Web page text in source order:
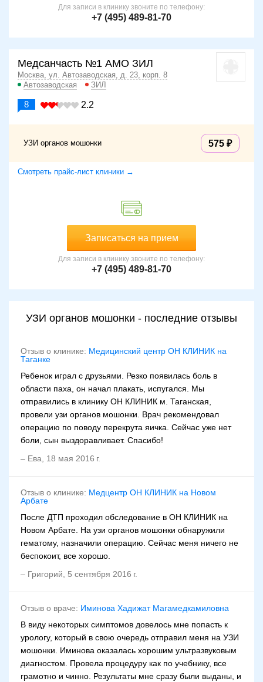
Для записи в клинику звоните по телефону:
+7 (495) 489-81-70
Медсанчасть №1 АМО ЗИЛ
Москва, ул. Автозаводская, д. 23, корп. 8
Автозаводская
ЗИЛ
8 2.2
УЗИ органов мошонки 575
Смотреть прайс-лист клиники →
Записаться на прием
Для записи в клинику звоните по телефону:
+7 (495) 489-81-70
УЗИ органов мошонки - последние отзывы
Отзыв о клинике: Медицинский центр ОН КЛИНИК на
Таганке
Ребенок играл с друзьями. Резко появилась боль в
области паха, он начал плакать, испугался. Мы
отправились в клинику ОН КЛИНИК м. Таганская,
провели узи органов мошонки. Врач рекомендовал
операцию по поводу перекрута яичка. Сейчас уже нет
боли, сын выздоравливает. Спасибо!
– Ева, 18 мая 2016 г.
Отзыв о клинике: Медцентр ОН КЛИНИК на Новом
Арбате
После ДТП проходил обследование в ОН КЛИНИК на
Новом Арбате. На узи органов мошонки обнаружили
гематому, назначили операцию. Сейчас меня ничего не
беспокоит, все хорошо.
– Григорий, 5 сентября 2016 г.
Отзыв о враче: Иминова Хадижат Магамедкамиловна
В виду некоторых симптомов довелось мне попасть к
урологу, который в свою очередь отправил меня на УЗИ
мошонки. Иминова оказалась хорошим ультразвуковым
диагностом. Провела процедуру как по учебнику, все
грамотно и чинно. Результаты мне сразу были выданы, и